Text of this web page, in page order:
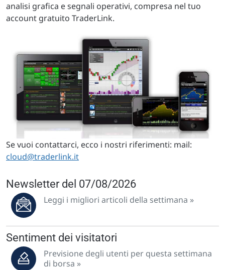
analisi grafica e segnali operativi, compresa nel tuo
account gratuito TraderLink.
Se vuoi contattarci, ecco i nostri riferimenti: mail:
cloud@traderlink.it
Newsletter del 07/08/2026
Leggi i migliori articoli della settimana »
Sentiment dei visitatori
Previsione degli utenti per questa settimana
di borsa »